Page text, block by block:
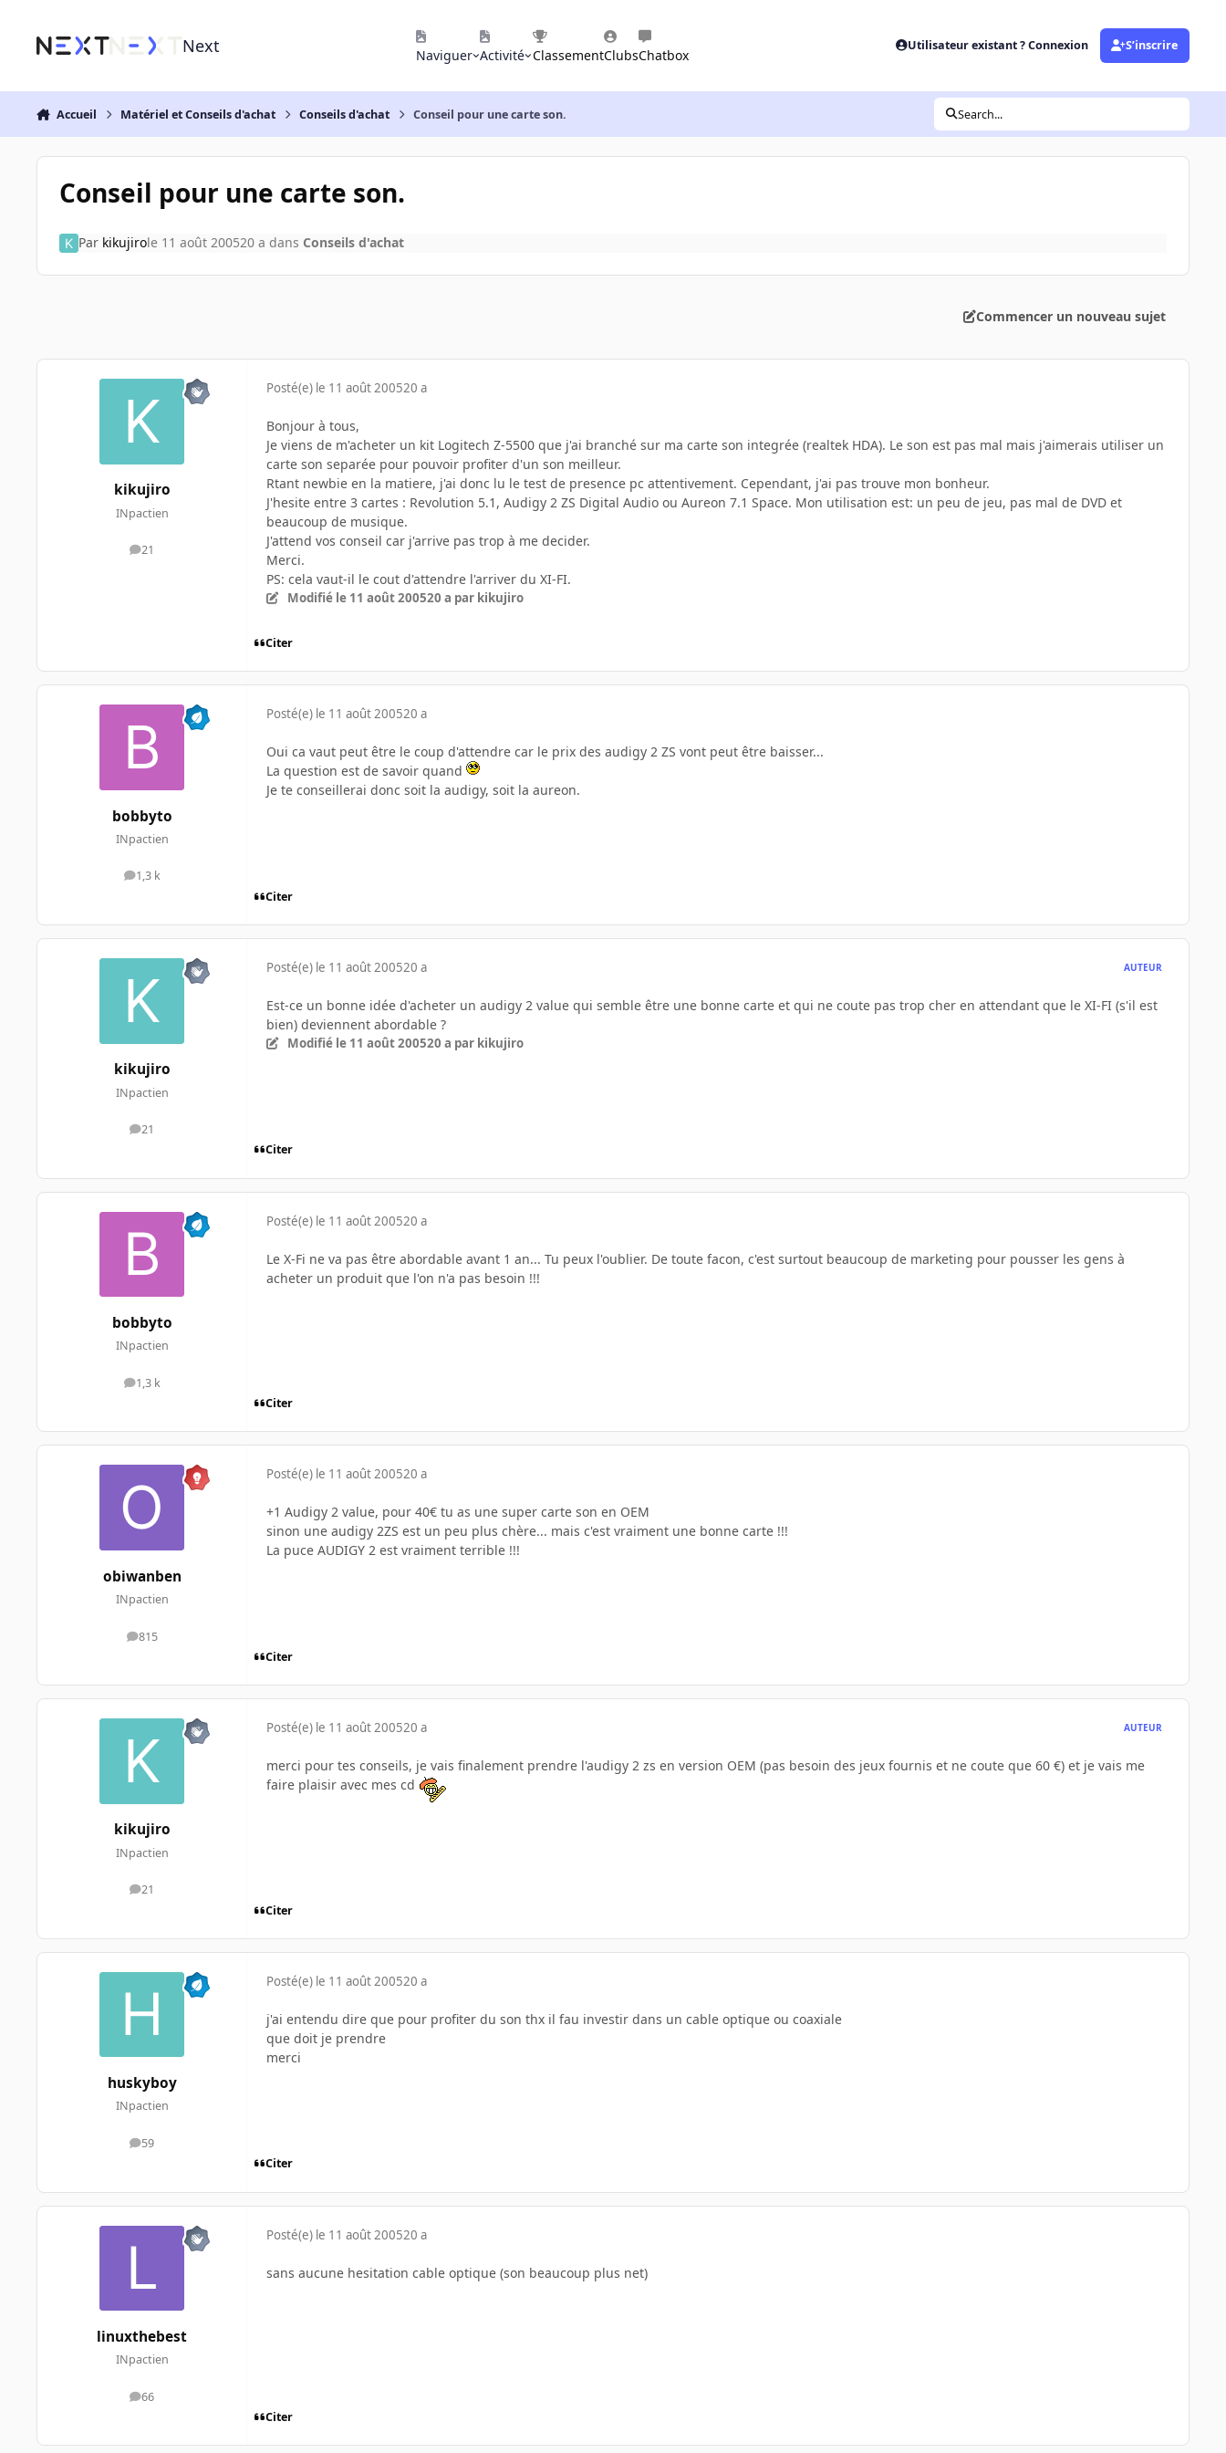
Next Naviguer Activité ClassementClubsChatbox
Utilisateur existant ? Connexion S’inscrire
Accueil Matériel et Conseils d'achat Conseils d'achat Conseil pour une carte son. Search...
Conseil pour une carte son.
Par kikujirole 11 août 200520 a dans Conseils d'achat
Commencer un nouveau sujet
kikujiro
INpactien
21
messages
Posté(e) le 11 août 200520 a
Bonjour à tous,
Je viens de m'acheter un kit Logitech Z-5500 que j'ai branché sur ma carte son integrée (realtek HDA). Le son est pas mal mais j'aimerais utiliser un
carte son separée pour pouvoir profiter d'un son meilleur.
Rtant newbie en la matiere, j'ai donc lu le test de presence pc attentivement. Cependant, j'ai pas trouve mon bonheur.
J'hesite entre 3 cartes : Revolution 5.1, Audigy 2 ZS Digital Audio ou Aureon 7.1 Space. Mon utilisation est: un peu de jeu, pas mal de DVD et
beaucoup de musique.
J'attend vos conseil car j'arrive pas trop à me decider.
Merci.
PS: cela vaut-il le cout d'attendre l'arriver du XI-FI.
Modifié le 11 août 200520 a par kikujiro
Citer
bobbyto
INpactien
1,3 k
messages
Posté(e) le 11 août 200520 a
Oui ca vaut peut être le coup d'attendre car le prix des audigy 2 ZS vont peut être baisser...
La question est de savoir quand
Je te conseillerai donc soit la audigy, soit la aureon.
Citer
kikujiro
INpactien
21
messages
Posté(e) le 11 août 200520 a AUTEUR
Est-ce un bonne idée d'acheter un audigy 2 value qui semble être une bonne carte et qui ne coute pas trop cher en attendant que le XI-FI (s'il est
bien) deviennent abordable ?
Modifié le 11 août 200520 a par kikujiro
Citer
bobbyto
INpactien
1,3 k
messages
Posté(e) le 11 août 200520 a
Le X-Fi ne va pas être abordable avant 1 an... Tu peux l'oublier. De toute facon, c'est surtout beaucoup de marketing pour pousser les gens à
acheter un produit que l'on n'a pas besoin !!!
Citer
obiwanben
INpactien
815
messages
Posté(e) le 11 août 200520 a
+1 Audigy 2 value, pour 40€ tu as une super carte son en OEM
sinon une audigy 2ZS est un peu plus chère... mais c'est vraiment une bonne carte !!!
La puce AUDIGY 2 est vraiment terrible !!!
Citer
kikujiro
INpactien
21
messages
Posté(e) le 11 août 200520 a AUTEUR
merci pour tes conseils, je vais finalement prendre l'audigy 2 zs en version OEM (pas besoin des jeux fournis et ne coute que 60 €) et je vais me
faire plaisir avec mes cd
Citer
huskyboy
INpactien
59
messages
Posté(e) le 11 août 200520 a
j'ai entendu dire que pour profiter du son thx il fau investir dans un cable optique ou coaxiale
que doit je prendre
merci
Citer
linuxthebest
INpactien
66
messages
Posté(e) le 11 août 200520 a
sans aucune hesitation cable optique (son beaucoup plus net)
Citer